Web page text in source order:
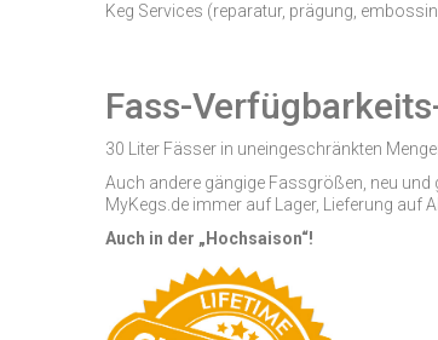
Keg Services (reparatur, prägung,
Fass-
30 Liter Fässer in uneingeschränkten
Auch andere gängige Fassgrößen, neu
MyKegs.de immer auf Lager, Lieferung auf
Auch in der „Hochsaison“!